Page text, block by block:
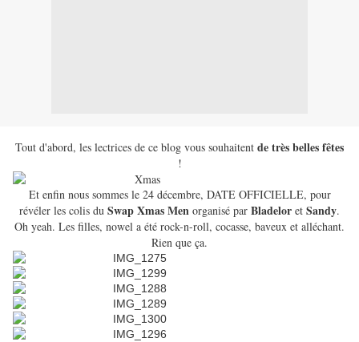
Tout d'abord, les lectrices de ce blog vous souhaitent de très belles fêtes
!
Et enfin nous sommes le 24 décembre, DATE OFFICIELLE, pour
révéler les colis du SwapXmas Men organisé par Bladelor et Sandy.
Oh yeah. Les filles, nowel a été rock-n-roll, cocasse, baveux et alléchant.
Rien que ça.